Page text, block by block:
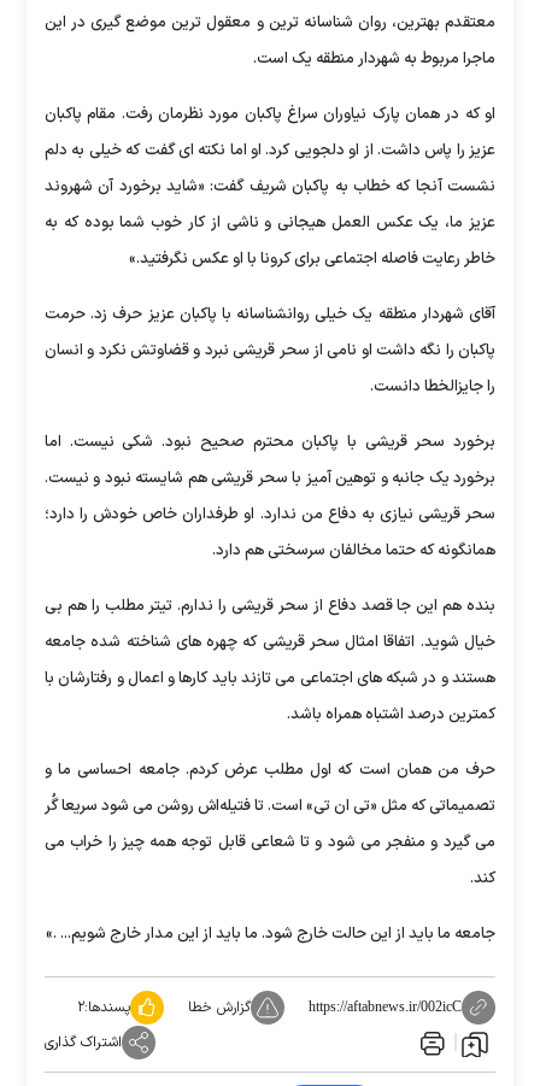
معتقدم بهترین، روان شناسانه ترین و معقول ترین موضع گیری در این
ماجرا مربوط به شهردار منطقه یک است.
او که در همان پارک نیاوران سراغ پاکبان مورد نظرمان رفت. مقام پاکبان
عزیز را پاس داشت. از او دلجویی کرد. او اما نکته ای گفت که خیلی به دلم
نشست آنجا که خطاب به پاکبان شریف گفت: «شاید برخورد آن شهروند
عزیز ما، یک عکس العمل هیجانی و ناشی از کار خوب شما بوده که به
خاطر رعایت فاصله اجتماعی برای کرونا با او عکس نگرفتید.»
آقای شهردار منطقه یک خیلی روانشناسانه با پاکبان عزیز حرف زد. حرمت
پاکبان را نگه داشت او نامی از سحر قریشی نبرد و قضاوتش نکرد و انسان
را جایزالخطا دانست.
برخورد سحر قریشی با پاکبان محترم صحیح نبود. شکی نیست. اما
برخورد یک جانبه و توهین آمیز با سحر قریشی هم شایسته نبود و نیست.
سحر قریشی نیازی به دفاع من ندارد. او طرفداران خاص خودش را دارد؛
همانگونه که حتما مخالفان سرسختی هم دارد.
بنده هم این جا قصد دفاع از سحر قریشی را ندارم. تیتر مطلب را هم بی
خیال شوید. اتفاقا امثال سحر قریشی که چهره های شناخته شده جامعه
هستند و در شبکه های اجتماعی می تازند باید کارها و اعمال و رفتارشان با
کمترین درصد اشتباه همراه باشد.
حرف من همان است که اول مطلب عرض کردم. جامعه احساسی ما و
تصمیماتی که مثل «تی ان تی» است. تا فتیله‌اش روشن می شود سریعا گُر
می گیرد و منفجر می شود و تا شعاعی قابل توجه همه چیز را خراب می
کند.
جامعه ما باید از این حالت خارج شود. ما باید از این مدار خارج شویم... .»
https://aftabnews.ir/002icC گزارش خطا پسندها:۲
اشتراک گذاری